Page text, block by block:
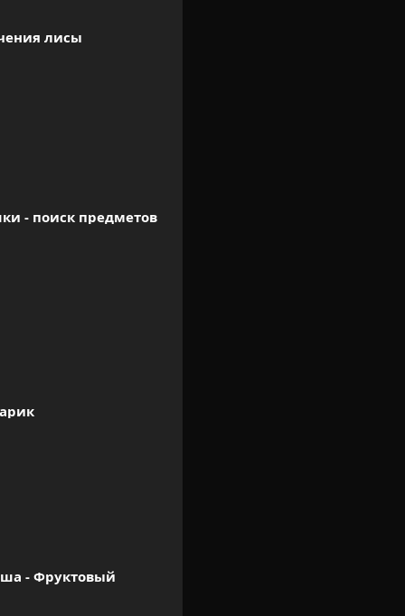
лисы
- поиск предметов
- Фруктовый